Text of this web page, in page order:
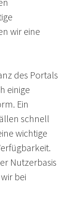
wir eine
des Portals
einige
Ein
schnell
wichtige
Nutzerbasis
bei